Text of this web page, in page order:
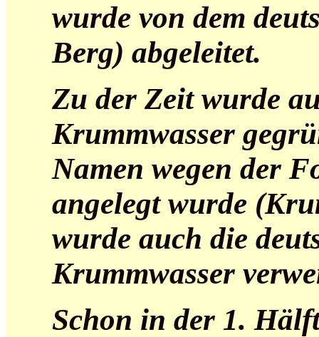
wurde von dem
Berg) abgeleitet.
Zu der Zeit wurde
Krummwasser
Namen wegen der
angelegt wurde
wurde auch die
Krummwasser
Schon in der 1.